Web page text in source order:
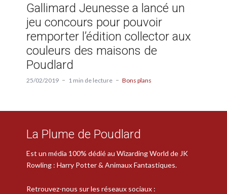
Gallimard Jeunesse a lancé un
jeu concours pour pouvoir
remporter l’édition collector aux
couleurs des maisons de
Poudlard
25/02/2019 1 min de lecture Bons plans
La Plume de Poudlard
Est un média 100% dédié au Wizarding World de JK
Rowling : Harry Potter & Animaux Fantastiques.
Retrouvez-nous sur les réseaux sociaux :